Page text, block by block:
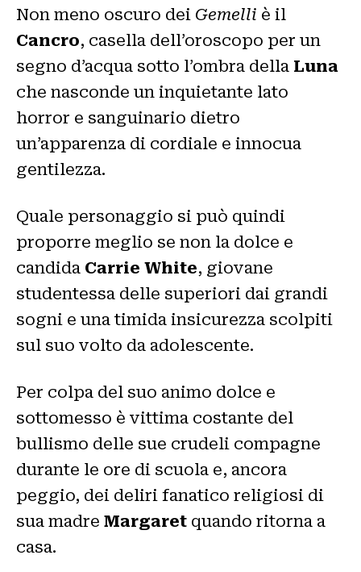
Non meno oscuro dei Gemelli è il
Cancro, casella dell’oroscopo per un
segno d’acqua sotto l’ombra della Luna
che nasconde un inquietante lato
horror e sanguinario dietro
un’apparenza di cordiale e innocua
gentilezza.
Quale personaggio si può quindi
proporre meglio se non la dolce e
candida Carrie White, giovane
studentessa delle superiori dai grandi
sogni e una timida insicurezza scolpiti
sul suo volto da adolescente.
Per colpa del suo animo dolce e
sottomesso è vittima costante del
bullismo delle sue crudeli compagne
durante le ore di scuola e, ancora
peggio, dei deliri fanatico religiosi di
sua madre Margaret quando ritorna a
casa.